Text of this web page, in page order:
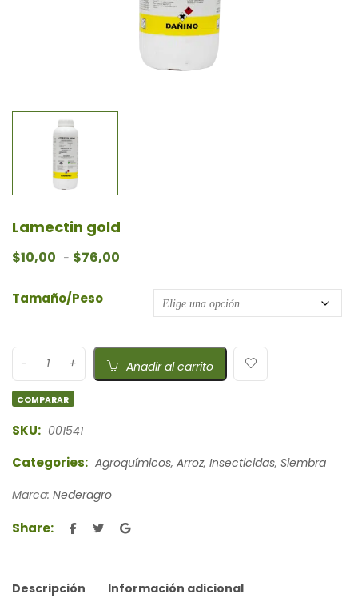
Lamectin gold
$10,00 - $76,00
Tamaño/Peso
Añadir al carrito
COMPARAR
SKU: 001541
Categories: Agroquímicos, Arroz, Insecticidas, Siembra
Marca: Nederagro
Share:
Descripción
Información adicional